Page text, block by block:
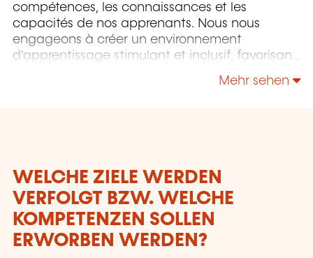
compétences, les connaissances et les
capacités de nos apprenants. Nous nous
engageons à créer un environnement
d'apprentissage stimulant et inclusif, favorisant
le développement professionnel et personnel
Mehr sehen
WELCHE ZIELE WERDEN
VERFOLGT BZW. WELCHE
KOMPETENZEN SOLLEN
ERWORBEN WERDEN?